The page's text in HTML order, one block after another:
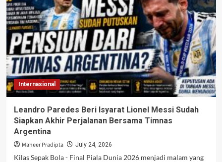
Meski
Absen
di
Piala
AFF
2026,
Fortuna
Sittard
Tetap
Tumbang
Metz
Internasional
Leandro Paredes Beri Isyarat Lionel Messi Sudah
Siapkan Akhir Perjalanan Bersama Timnas
Argentina
Maheer Pradipta July 24, 2026
Kilas Sepak Bola - Final Piala Dunia 2026 menjadi malam yang